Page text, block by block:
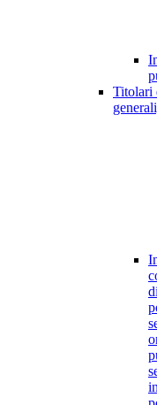
Titolari